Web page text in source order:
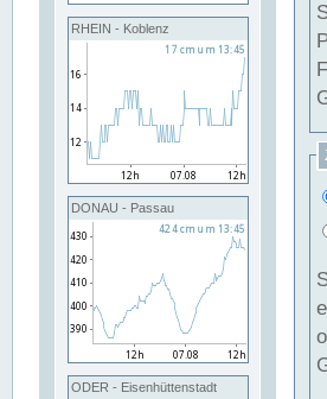
RHEIN - Koblenz
DONAU - Passau
ODER - Eisenhüttenstadt